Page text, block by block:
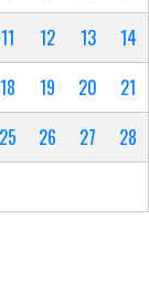
11 12 13
14
18 19 20
21
25 26 27
28